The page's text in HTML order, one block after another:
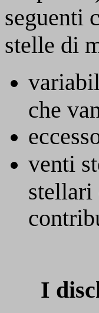
seguenti
stelle di
che
venti
stellari
I